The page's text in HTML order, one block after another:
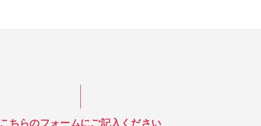
こちらのフォームにご記入ください